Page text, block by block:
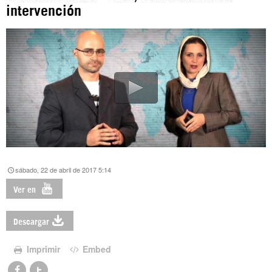
WhatsApp y Viber: +98 921 79 29 404
Instagram como: hispan_tv
intervención
sábado, 22 de abril de 2017 5:14
Ver en
Descargar
Imprimir Embed